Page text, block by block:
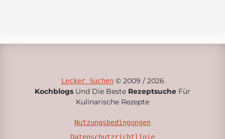
Lecker Suchen© 2009 / 2026
Kochblogs Und Die Beste Rezeptsuche Für
Kulinarische Rezepte
Nutzungsbedingungen
Datenschutzrichtlinie